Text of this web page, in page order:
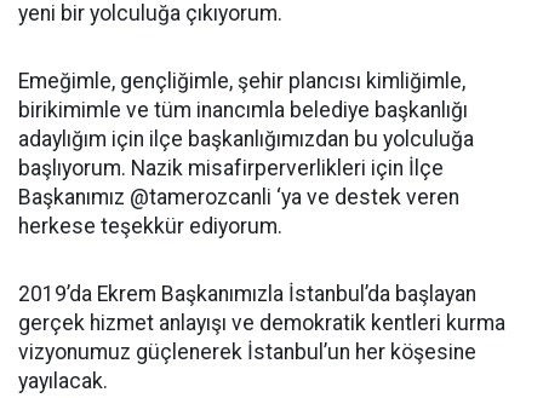
yeni bir yolculuğa çıkıyorum.
Emeğimle, gençliğimle, şehir plancısı kimliğimle,
birikimimle ve tüm inancımla belediye başkanlığı
adaylığım için ilçe başkanlığımızdan bu yolculuğa
başlıyorum. Nazik misafirperverlikleri için İlçe
Başkanımız @tamerozcanli ‘ya ve destek veren
herkese teşekkür ediyorum.
2019’da Ekrem Başkanımızla İstanbul’da başlayan
gerçek hizmet anlayışı ve demokratik kentleri kurma
vizyonumuz güçlenerek İstanbul’un her köşesine
yayılacak.